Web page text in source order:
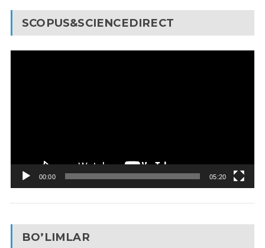
SCOPUS&SCIENCEDIRECT
00:00 05:20
BO’LIMLAR